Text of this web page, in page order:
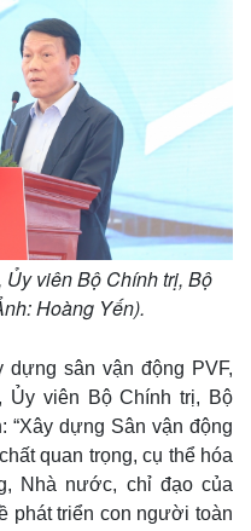
viên Bộ Chính trị, Bộ
Hoàng Yến).
sân vận động PVF,
Ủy viên Bộ Chính trị, Bộ
“Xây dựng Sân vận động
quan trọng, cụ thể hóa
Nhà nước, chỉ đạo của
phát triển con người toàn